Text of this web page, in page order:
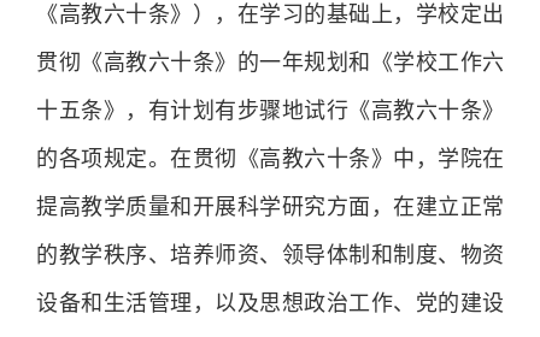
《高教六十条》），在学习的基础上，学校定出
贯彻《高教六十条》的一年规划和《学校工作六
十五条》，有计划有步骤地试行《高教六十条》
的各项规定。在贯彻《高教六十条》中，学院在
提高教学质量和开展科学研究方面，在建立正常
的教学秩序、培养师资、领导体制和制度、物资
设备和生活管理，以及思想政治工作、党的建设